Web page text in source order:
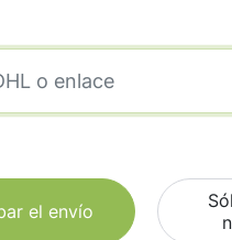
el envío